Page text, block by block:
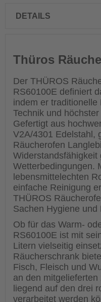
DETAILS
Thüros
Der THÜROS
RS60100E definiert
indem er
Technik und
Gefertigt aus
V2A/4301 Edelstahl,
Räucherofen
Widerstandsfähigkeit
Wetterbedingungen.
lebensmittelechten
einfache Reinigung
THÜROS
Sachen Hygiene und
Ob für das Warm-
RS60100E ist mit
Litern vielseitig
Räucherschrank
Fisch, Fleisch und
an den
liegend auf den drei
verarbeitet werden